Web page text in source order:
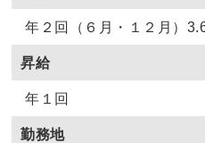
年２回（６月・１２月）
昇給
年１回
勤務地